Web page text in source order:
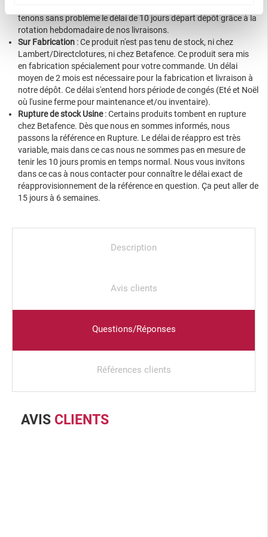
tenons sans problème le délai de 10 jours départ dépôt grâce à la
rotation hebdomadaire de nos livraisons.
Sur Fabrication : Ce produit n'est pas tenu de stock, ni chez
Lambert/Directclotures, ni chez Betafence. Ce produit sera mis
en fabrication spécialement pour votre commande. Un délai
moyen de 2 mois est nécessaire pour la fabrication et livraison à
notre dépôt. Ce délai s'entend hors période de congés (Eté et Noël
où l'usine ferme pour maintenance et/ou inventaire).
Rupture de stock Usine: Certains produits tombent en rupture
chez Betafence. Dès que nous en sommes informés, nous
passons la référence en Rupture. Le délai de réappro est très
variable, mais dans ce cas nous ne sommes pas en mesure de
tenir les 10 jours promis en temps normal. Nous vous invitons
dans ce cas à nous contacter pour connaître le délai exact de
réapprovisionnement de la référence en question. Ça peut aller de
15 jours à 6 semaines.
Description
Avis clients
Questions/Réponses
Références clients
AVIS CLIENTS